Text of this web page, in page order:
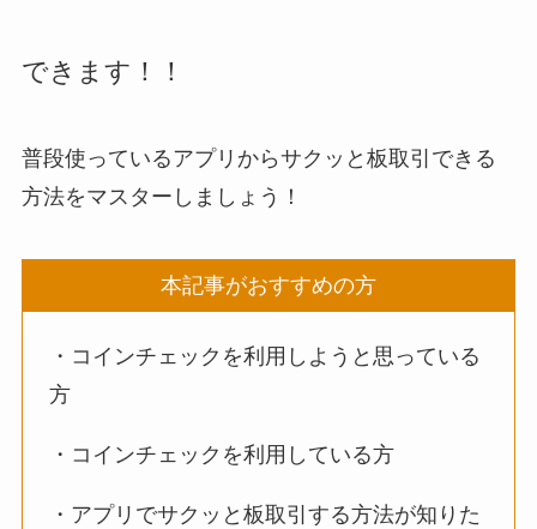
できます！！
普段使っているアプリからサクッと板取引できる
方法をマスターしましょう！
本記事がおすすめの方
・コインチェックを利用しようと思っている
方
・コインチェックを利用している方
・アプリでサクッと板取引する方法が知りた